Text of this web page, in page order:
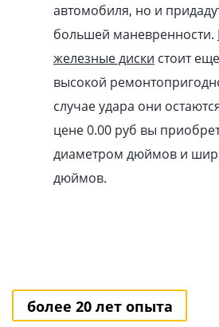
автомобиля, но и
большей маневренности.
железные диски стоит
высокой
случае удара они
цене 0.00 pуб вы
диаметром дюймов и
дюймов.
более 20 лет опыта